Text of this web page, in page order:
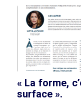
« La forme,
surface ».